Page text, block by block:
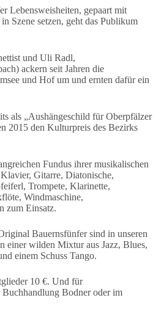
Lebensweisheiten, gepaart mit
Szene setzen, geht das Publikum
und Uli Radl,
ackern seit Jahren die
und Hof um und ernten dafür ein
als „Aushängeschild für Oberpfälzer
2015 den Kulturpreis des Bezirks
Fundus ihrer musikalischen
Gitarre, Diatonische,
Trompete, Klarinette,
Windmaschine,
zum Einsatz.
Bauernsfünfer sind in unseren
einer wilden Mixtur aus Jazz, Blues,
einem Schuss Tango.
10 €. Und für
Bodner oder im